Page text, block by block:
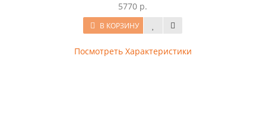
5770 р.
В КОРЗИНУ
Посмотреть Характеристики